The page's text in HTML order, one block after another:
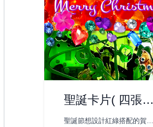
聖誕卡片( 四張組
)
聖誕節想設計紅綠搭配的賀